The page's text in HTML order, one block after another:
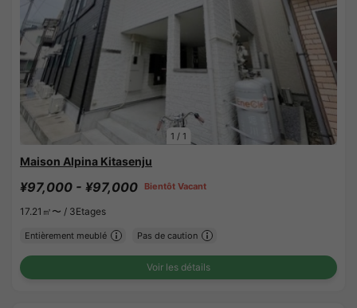
1 / 1
Maison Alpina Kitasenju
¥97,000 - ¥97,000 Bientôt Vacant
17.21㎡〜 / 3Etages
Entièrement meublé Pas de caution
Voir les détails